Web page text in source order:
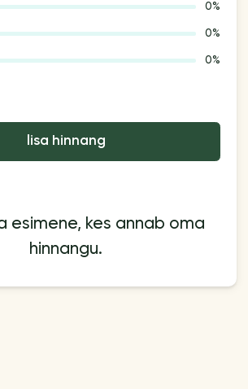
0%
0%
0%
lisa hinnang
esimene, kes annab oma
hinnangu.